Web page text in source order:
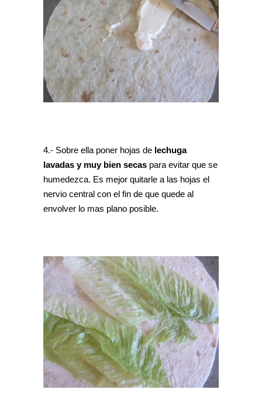
4.- Sobre ella poner hojas de lechuga
lavadas y muy bien secas para evitar que se
humedezca. Es mejor quitarle a las hojas el
nervio central con el fin de que quede al
envolver lo mas plano posible.